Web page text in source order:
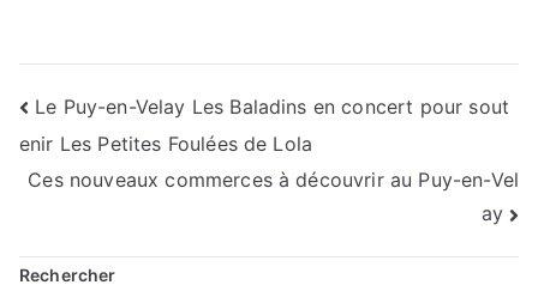
Navigation
de
Le Puy-en-Velay Les Baladins en concert pour sout
enir Les Petites Foulées de Lola
Ces nouveaux commerces à découvrir au Puy-en-Vel
ay
Rechercher